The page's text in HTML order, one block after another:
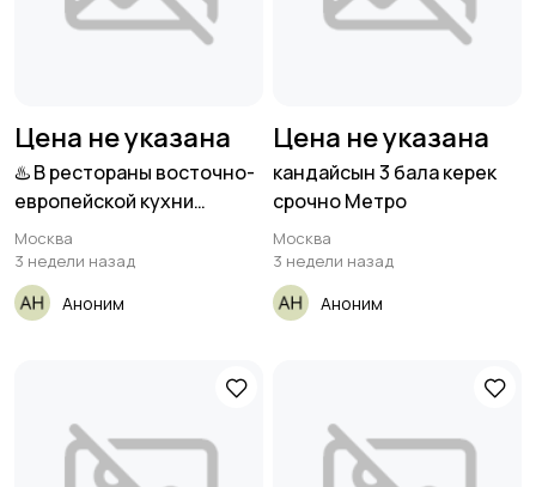
Цена не указана
♨️ В рестораны восточно-
европейской кухни
требуются:
Москва
3 недели назад
Аноним
Цена не указана
кандайсын 3 бала керек
срочно Метро
Москва
3 недели назад
Аноним